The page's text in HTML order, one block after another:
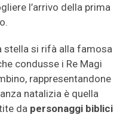
l’arrivo della prima
stella si rifà alla famosa
condusse i Re Magi
rappresentandone
natalizia è quella
da personaggi biblici